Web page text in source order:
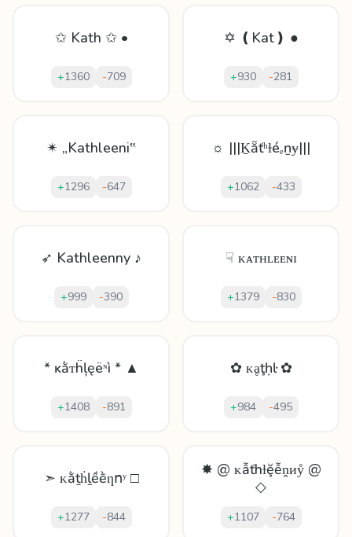
✩ Kath ✩ •
+1360 -709
✡ ❪Kat❫ ●
+930 -281
✴ „Kathleeni‟
+1296 -647
☼ |||Ḵẵťʰɫéₑṉɏ|||
+1062 -433
➶ Kathleenny ♪
+999 -390
☟ ᴋᴀᴛʜʟᴇᴇɴɪ
+1379 -830
* ĸằᴛḧļęëᶰì * ▲
+1408 -891
✿ ᴋḁţḥŀ ✿
+984 -495
➣ ᴋằṯḣḻềḕƞոʸ □
+1277 -844
✸ @ ᴋẫťhɫḝễṋᴎẙ @
◇
+1107 -764